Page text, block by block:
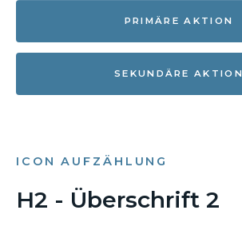
PRIMÄRE AKTION
SEKUNDÄRE AKTION
ICON AUFZÄHLUNG
H2 - Überschrift 2